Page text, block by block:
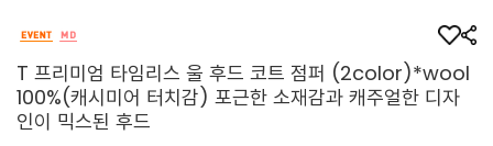
T 프리미엄 타임리스 울 후드 코트 점퍼 (2color)*wool
100%(캐시미어 터치감) 포근한 소재감과 캐주얼한 디자
인이 믹스된 후드